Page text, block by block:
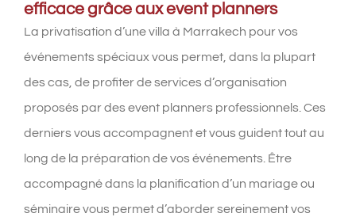
efficace grâce aux event planners
La privatisation d’une villa à Marrakech pour vos
événements spéciaux vous permet, dans la plupart
des cas, de profiter de services d’organisation
proposés par desevent planners professionnels. Ces
derniers vous accompagnent et vous guident tout au
long de la préparation de vos événements. Être
accompagné dans la planification d’un mariage ou
séminaire vous permet d’aborder sereinement vos